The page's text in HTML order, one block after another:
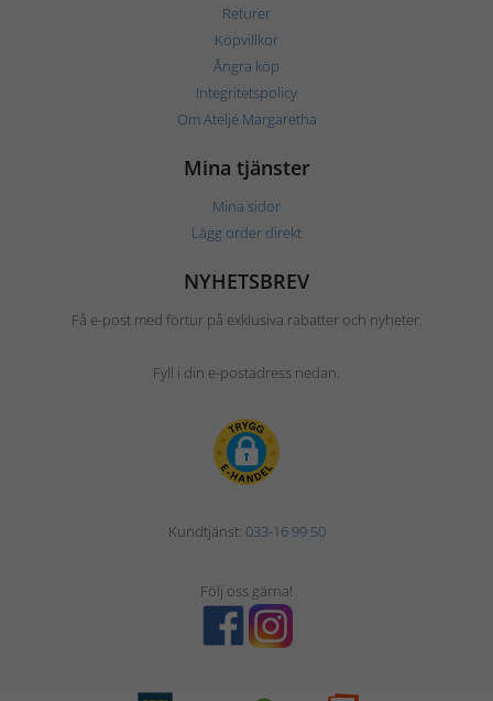
Returer
Köpvillkor
Ångra köp
Integritetspolicy
Om Ateljé Margaretha
Mina tjänster
Mina sidor
Lägg order direkt
NYHETSBREV
Få e-post med förtur på exklusiva rabatter och nyheter.
Fyll i din e-postadress nedan.
Kundtjänst: 033-16 99 50
Följ oss gärna!